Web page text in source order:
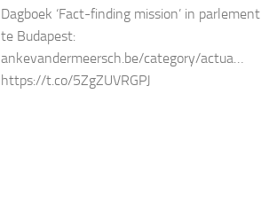
Dagboek ‘Fact-finding mission’ in parlement
te Budapest:
ankevandermeersch.be/category/actua…
https://t.co/5ZgZUVRGPJ